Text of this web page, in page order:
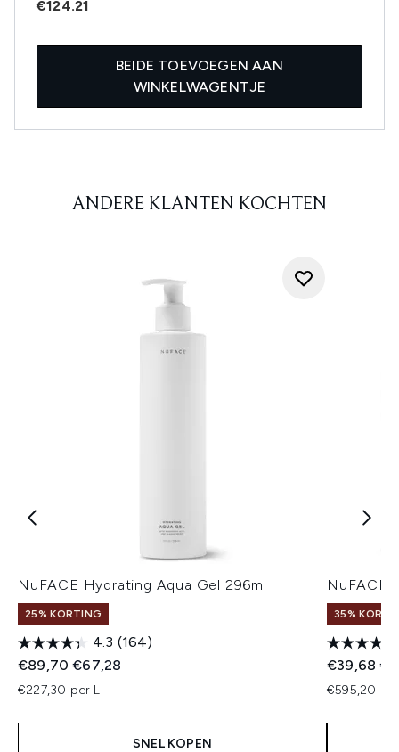
€124.21
BEIDE TOEVOEGEN AAN
WINKELWAGENTJE
ANDERE KLANTEN KOCHTEN
NuFACE Hydrating Aqua Gel 296ml
25% KORTING
4.3 (164)
Recommended Retail Price:
€89,70Huidige prijs:
€67,28
€227,30 per L
SNEL KOPEN
NuFACE
35%
€39,68
€595,20